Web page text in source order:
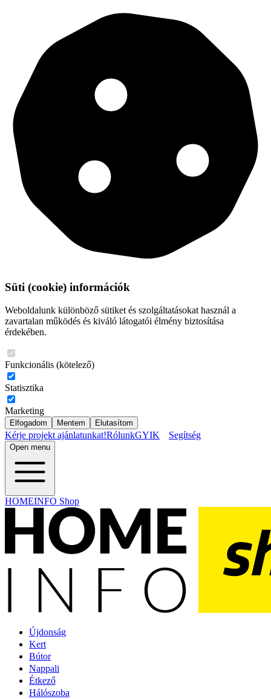
Süti (cookie) információk
Weboldalunk különböző sütiket és szolgáltatásokat használ a
zavartalan működés és kiváló látogatói élmény biztosítása
érdekében.
Funkcionális (kötelező)
Statisztika
Marketing
Elfogadom Mentem Elutasítom
Kérje projekt ajánlatunkat!RólunkGYIK Segítség
Open menu
HOMEINFO Shop
Újdonság
Kert
Bútor
Nappali
Étkező
Hálószoba